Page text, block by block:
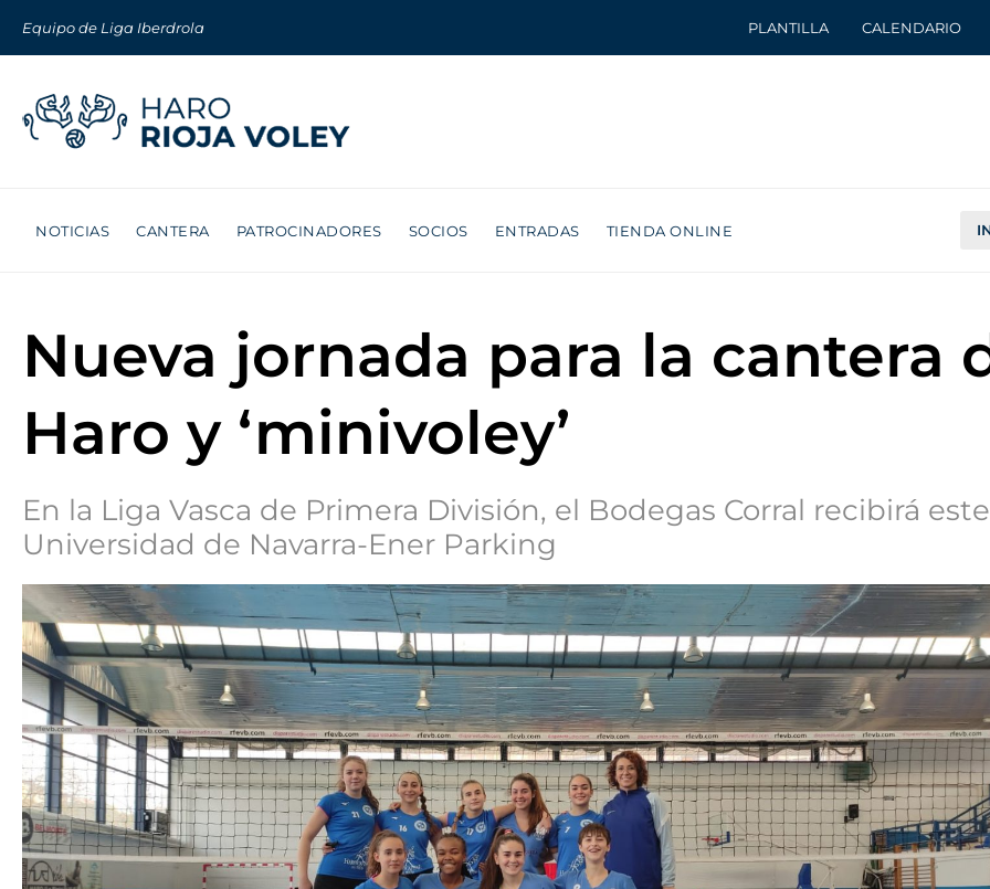
Equipo de Liga Iberdrola PLANTILLA CALENDARIO
NOTICIAS CANTERA PATROCINADORES SOCIOS ENTRADAS TIENDA ONLINE
Nueva jornada para la cantera
Haro y ‘minivoley’
En la Liga Vasca de Primera División, el Bodegas Corral recibirá
Universidad de Navarra-Ener Parking